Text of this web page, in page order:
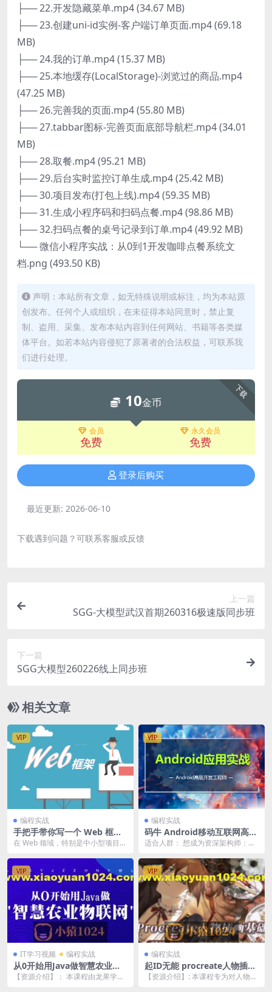
├── 22.开发隐藏菜单.mp4 (34.67 MB)
├── 23.创建uni-id实例-客户端订单页面.mp4 (69.18
MB)
├── 24.我的订单.mp4 (15.37 MB)
├── 25.本地缓存(LocalStorage)-浏览过的商品.mp4
(47.25 MB)
├── 26.完善我的页面.mp4 (55.80 MB)
├── 27.tabbar图标-完善页面底部导航栏.mp4 (34.01
MB)
├── 28.取餐.mp4 (95.21 MB)
├── 29.后台实时监控订单生成.mp4 (25.42 MB)
├── 30.项目发布(打包上线).mp4 (59.35 MB)
├── 31.生成小程序码和扫码点餐.mp4 (98.86 MB)
├── 32.扫码点餐的桌号记录到订单.mp4 (49.92 MB)
└── 微信小程序实战：从0到1开发咖啡点餐系统文
档.png (493.50 KB)
声明：本站所有文章，如无特殊说明或标注，均为本站原
创发布。任何个人或组织，在未征得本站同意时，禁止复
制、盗用、采集、发布本站内容到任何网站、书籍等各类媒
体平台。如若本站内容侵犯了原著者的合法权益，可联系我
们进行处理。
下载
10金币
会员
免费
永久会员
免费
登录后购买
最近更新: 2026-06-10
下载遇到问题？可联系客服或反馈
上一篇
SGG-大模型武汉首期260316极速版同步班
下一篇
SGG大模型260226线上同步班
相关文章
VIP
编程实战
手把手带你写一个 Web 框架
| 更新完结
在 Web 领域，特别是中小型项目，
一个产品拥有的...
VIP
编程实战
码牛 Android移动互联网高级
开发一期
适合人群： 想成为资深架构师：长
成为架构师 ...
VIP
IT学习视频 编程实战
从0开始用Java做智慧农业物
联网
【资源介绍】： 本课程由龙果学院
VIP
编程实战
起ID无能 procreate人物插画
基础
【资源介绍】: 本课程专为对人物插